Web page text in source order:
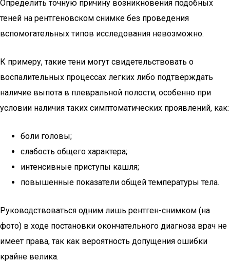
Определить точную причину возникновения подобных
теней на рентгеновском снимке без проведения
вспомогательных типов исследования невозможно.
К примеру, такие тени могут свидетельствовать о
воспалительных процессах легких либо подтверждать
наличие выпота в плевральной полости, особенно при
условии наличия таких симптоматических проявлений, как:
боли головы;
слабость общего характера;
интенсивные приступы кашля;
повышенные показатели общей температуры тела.
Руководствоваться одним лишь рентген-снимком (на
фото) в ходе постановки окончательного диагноза врач не
имеет права, так как вероятность допущения ошибки
крайне велика.